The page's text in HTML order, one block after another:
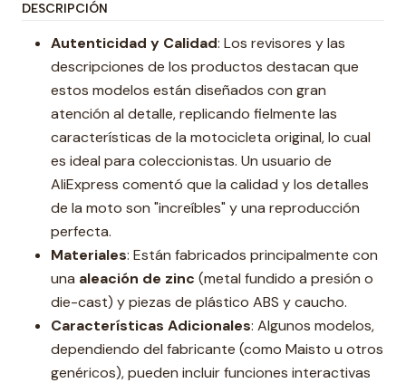
DESCRIPCIÓN
Autenticidad y Calidad: Los revisores y las
descripciones de los productos destacan que
estos modelos están diseñados con gran
atención al detalle, replicando fielmente las
características de la motocicleta original, lo cual
es ideal para coleccionistas. Un usuario de
AliExpress comentó que la calidad y los detalles
de la moto son "increíbles" y una reproducción
perfecta.
Materiales: Están fabricados principalmente con
una aleación de zinc (metal fundido a presión o
die-cast) y piezas de plástico ABS y caucho.
Características Adicionales: Algunos modelos,
dependiendo del fabricante (como Maisto u otros
genéricos), pueden incluir funciones interactivas